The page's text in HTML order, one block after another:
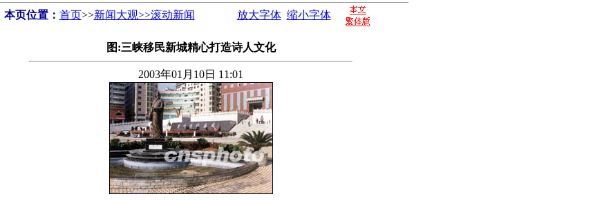
本页位置： 首页>>新闻大观>>滚动新闻 放大字体 缩小字体
图:三峡移民新城精心打造诗人文化
2003年01月10日 11:01